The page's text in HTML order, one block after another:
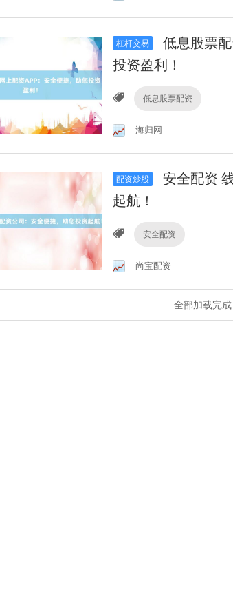
杠杆交易
低息股票
投资盈利！
低息股票配资
海归网
配资炒股
安全配资
起航！
安全配资
尚宝配资
全部加载完成